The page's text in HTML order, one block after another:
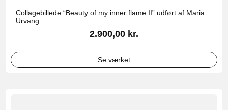
Collagebillede “Beauty of my inner flame II” udført af Maria
Urvang
2.900,00 kr.
Se værket